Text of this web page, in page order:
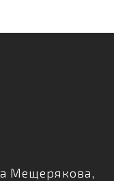
Мещерякова,